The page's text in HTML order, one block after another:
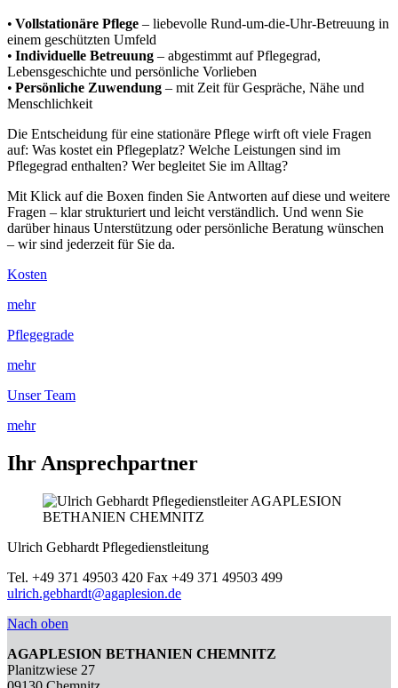
• Vollstationäre Pflege – liebevolle Rund-um-die-Uhr-Betreuung in
einem geschützten Umfeld
• Individuelle Betreuung – abgestimmt auf Pflegegrad,
Lebensgeschichte und persönliche Vorlieben
• Persönliche Zuwendung – mit Zeit für Gespräche, Nähe und
Menschlichkeit
Die Entscheidung für eine stationäre Pflege wirft oft viele Fragen
auf: Was kostet ein Pflegeplatz? Welche Leistungen sind im
Pflegegrad enthalten? Wer begleitet Sie im Alltag?
Mit Klick auf die Boxen finden Sie Antworten auf diese und weitere
Fragen – klar strukturiert und leicht verständlich. Und wenn Sie
darüber hinaus Unterstützung oder persönliche Beratung wünschen
– wir sind jederzeit für Sie da.
Kosten
mehr
Pflegegrade
mehr
Unser Team
mehr
Ihr Ansprechpartner
Ulrich Gebhardt Pflegedienstleitung
Tel. +49 371 49503 420 Fax +49 371 49503 499
ulrich.gebhardt@agaplesion.de
Nach oben
AGAPLESION BETHANIEN CHEMNITZ
Planitzwiese 27